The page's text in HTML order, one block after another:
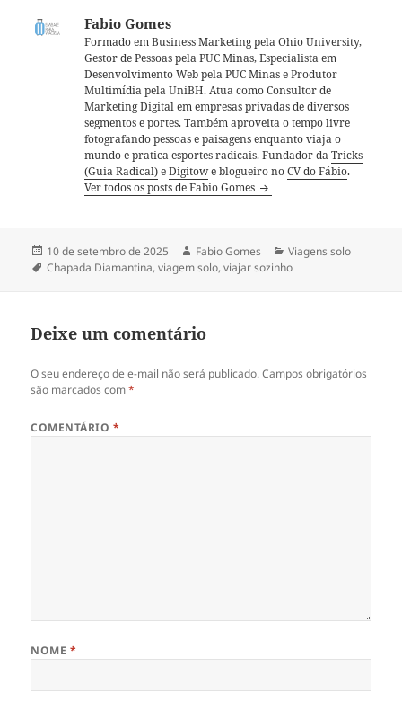
Fabio Gomes
Formado em Business Marketing pela Ohio University,
Gestor de Pessoas pela PUC Minas, Especialista em
Desenvolvimento Web pela PUC Minas e Produtor
Multimídia pela UniBH. Atua como Consultor de
Marketing Digital em empresas privadas de diversos
segmentos e portes. Também aproveita o tempo livre
fotografando pessoas e paisagens enquanto viaja o
mundo e pratica esportes radicais. Fundador daTricks
(Guia Radical)eDigitowe blogueiro noCV do Fábio.
Ver todos os posts de Fabio Gomes
Publicado
em
10 de setembro de 2025 Autor
Fabio Gomes Categorias
Viagens solo
Tags
Chapada Diamantina,viagem solo,viajar sozinho
Deixe um comentário
O seu endereço de e-mail não será publicado. Campos obrigatórios
são marcados com*
COMENTÁRIO *
NOME *